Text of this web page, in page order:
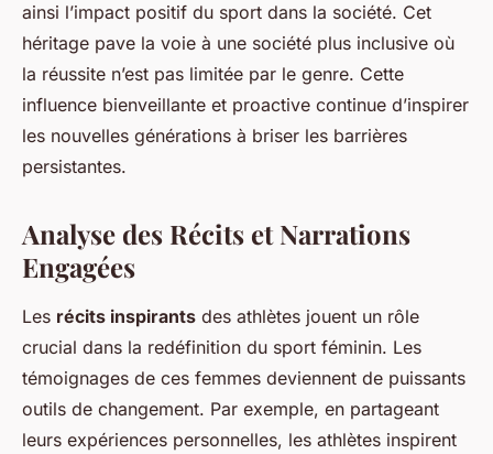
ainsi l’impact positif du sport dans la société. Cet
héritage pave la voie à une société plus inclusive où
la réussite n’est pas limitée par le genre. Cette
influence bienveillante et proactive continue d’inspirer
les nouvelles générations à briser les barrières
persistantes.
Analyse des Récits et Narrations
Engagées
Les récits inspirants des athlètes jouent un rôle
crucial dans la redéfinition du sport féminin. Les
témoignages de ces femmes deviennent de puissants
outils de changement. Par exemple, en partageant
leurs expériences personnelles, les athlètes inspirent